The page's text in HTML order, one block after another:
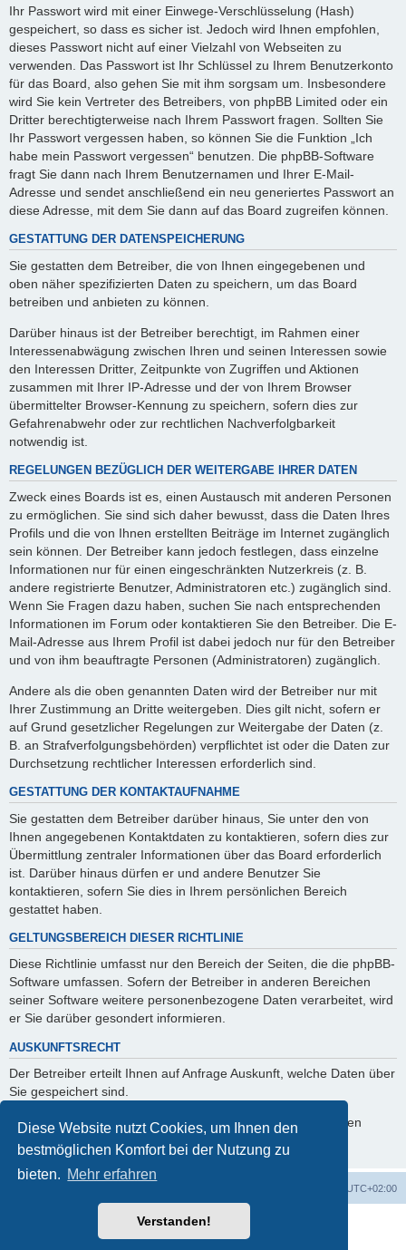
Diese Website nutzt Cookies, um Ihnen den
bestmöglichen Komfort bei der Nutzung zu
bieten. Mehr erfahren
Verstanden!
Ihr Passwort wird mit einer Einwege-Verschlüsselung (Hash)
gespeichert, so dass es sicher ist. Jedoch wird Ihnen empfohlen,
dieses Passwort nicht auf einer Vielzahl von Webseiten zu
verwenden. Das Passwort ist Ihr Schlüssel zu Ihrem Benutzerkonto
für das Board, also gehen Sie mit ihm sorgsam um. Insbesondere
wird Sie kein Vertreter des Betreibers, von phpBB Limited oder ein
Dritter berechtigterweise nach Ihrem Passwort fragen. Sollten Sie
Ihr Passwort vergessen haben, so können Sie die Funktion „Ich
habe mein Passwort vergessen“ benutzen. Die phpBB-Software
fragt Sie dann nach Ihrem Benutzernamen und Ihrer E-Mail-
Adresse und sendet anschließend ein neu generiertes Passwort an
diese Adresse, mit dem Sie dann auf das Board zugreifen können.
GESTATTUNG DER DATENSPEICHERUNG
Sie gestatten dem Betreiber, die von Ihnen eingegebenen und
oben näher spezifizierten Daten zu speichern, um das Board
betreiben und anbieten zu können.
Darüber hinaus ist der Betreiber berechtigt, im Rahmen einer
Interessenabwägung zwischen Ihren und seinen Interessen sowie
den Interessen Dritter, Zeitpunkte von Zugriffen und Aktionen
zusammen mit Ihrer IP-Adresse und der von Ihrem Browser
übermittelter Browser-Kennung zu speichern, sofern dies zur
Gefahrenabwehr oder zur rechtlichen Nachverfolgbarkeit
notwendig ist.
REGELUNGEN BEZÜGLICH DER WEITERGABE IHRER DATEN
Zweck eines Boards ist es, einen Austausch mit anderen Personen
zu ermöglichen. Sie sind sich daher bewusst, dass die Daten Ihres
Profils und die von Ihnen erstellten Beiträge im Internet zugänglich
sein können. Der Betreiber kann jedoch festlegen, dass einzelne
Informationen nur für einen eingeschränkten Nutzerkreis (z. B.
andere registrierte Benutzer, Administratoren etc.) zugänglich sind.
Wenn Sie Fragen dazu haben, suchen Sie nach entsprechenden
Informationen im Forum oder kontaktieren Sie den Betreiber. Die E-
Mail-Adresse aus Ihrem Profil ist dabei jedoch nur für den Betreiber
und von ihm beauftragte Personen (Administratoren) zugänglich.
Andere als die oben genannten Daten wird der Betreiber nur mit
Ihrer Zustimmung an Dritte weitergeben. Dies gilt nicht, sofern er
auf Grund gesetzlicher Regelungen zur Weitergabe der Daten (z.
B. an Strafverfolgungsbehörden) verpflichtet ist oder die Daten zur
Durchsetzung rechtlicher Interessen erforderlich sind.
GESTATTUNG DER KONTAKTAUFNAHME
Sie gestatten dem Betreiber darüber hinaus, Sie unter den von
Ihnen angegebenen Kontaktdaten zu kontaktieren, sofern dies zur
Übermittlung zentraler Informationen über das Board erforderlich
ist. Darüber hinaus dürfen er und andere Benutzer Sie
kontaktieren, sofern Sie dies in Ihrem persönlichen Bereich
gestattet haben.
GELTUNGSBEREICH DIESER RICHTLINIE
Diese Richtlinie umfasst nur den Bereich der Seiten, die die phpBB-
Software umfassen. Sofern der Betreiber in anderen Bereichen
seiner Software weitere personenbezogene Daten verarbeitet, wird
er Sie darüber gesondert informieren.
AUSKUNFTSRECHT
Der Betreiber erteilt Ihnen auf Anfrage Auskunft, welche Daten über
Sie gespeichert sind.
Sie können jederzeit die Löschung bzw. Sperrung Ihrer Daten
verlangen. Kontaktieren Sie hierzu bitte den Betreiber.
UTC+02:00
Powered byphpBB® Forum Software © phpBB Limited
phpBB.de